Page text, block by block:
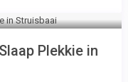
Plekkie in